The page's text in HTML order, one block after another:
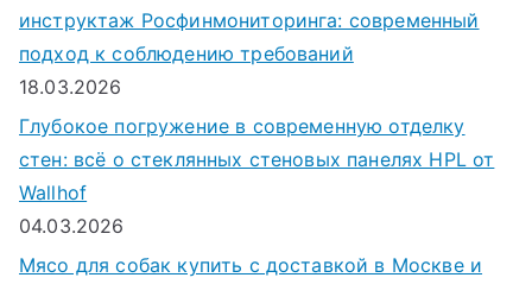
инструктаж Росфинмониторинга: современный
подход к соблюдению требований
18.03.2026
Глубокое погружение в современную отделку
стен: всё о стеклянных стеновых панелях HPL от
Wallhof
04.03.2026
Мясо для собак купить с доставкой в Москве и